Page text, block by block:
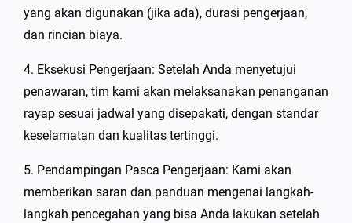
yang akan digunakan (jika ada), durasi pengerjaan,
dan rincian biaya.
4. Eksekusi Pengerjaan: Setelah Anda menyetujui
penawaran, tim kami akan melaksanakan penanganan
rayap sesuai jadwal yang disepakati, dengan standar
keselamatan dan kualitas tertinggi.
5. Pendampingan Pasca Pengerjaan: Kami akan
memberikan saran dan panduan mengenai langkah-
langkah pencegahan yang bisa Anda lakukan setelah